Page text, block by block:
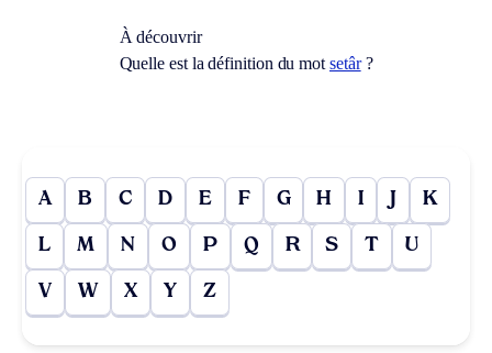
À découvrir
Quelle est la définition du mot setâr?
A B C D E F G H I J K
L M N O P Q R S T U
V W X Y Z